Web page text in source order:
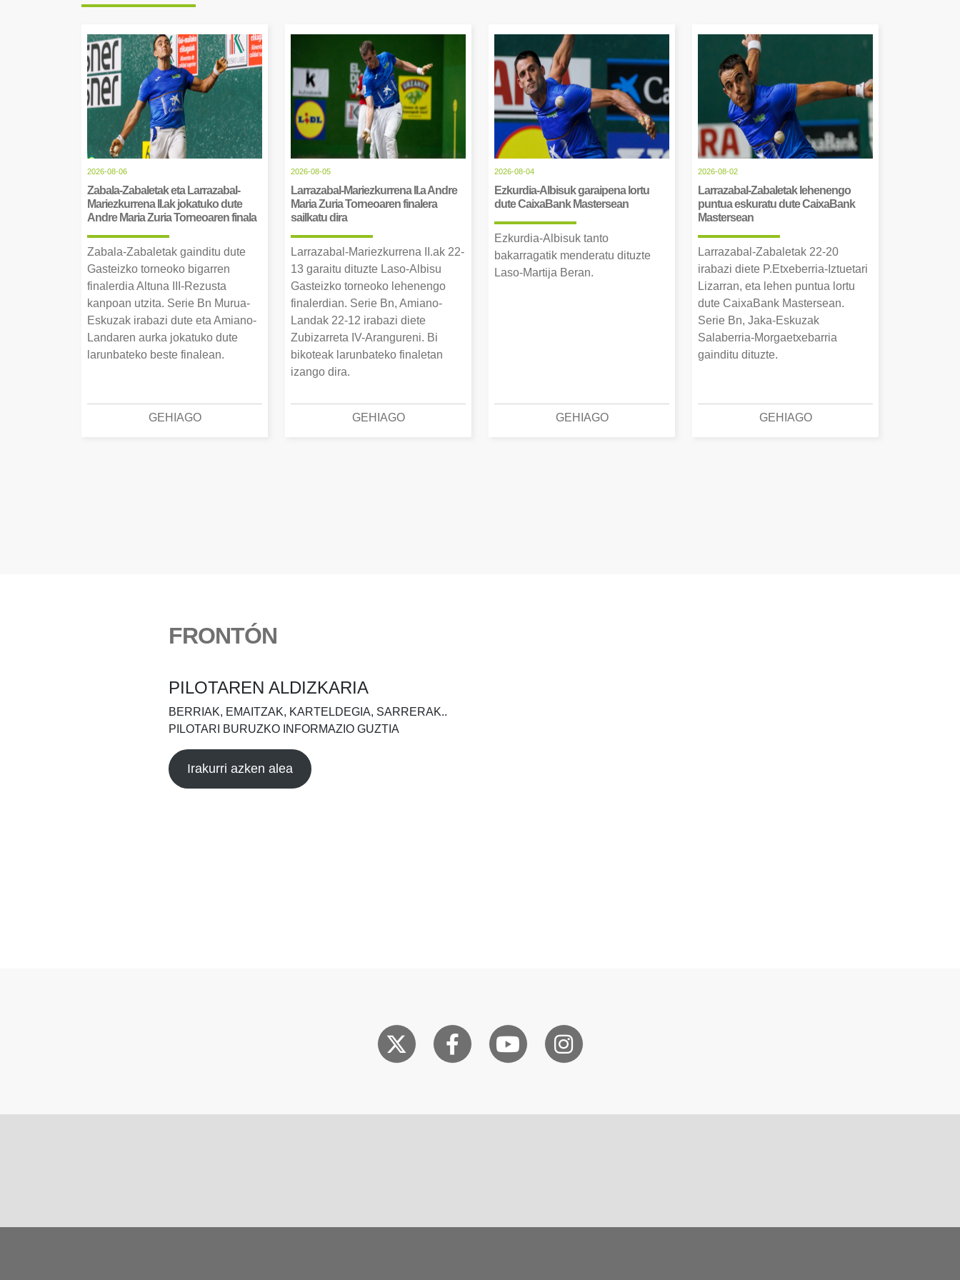
2026-08-06
Zabala-Zabaletak eta Larrazabal-
Mariezkurrena II.ak jokatuko dute
Andre Maria Zuria Torneoaren finala
Zabala-Zabaletak gainditu dute
Gasteizko torneoko bigarren
finalerdia Altuna III-Rezusta
kanpoan utzita. Serie Bn Murua-
Eskuzak irabazi dute eta Amiano-
Landaren aurka jokatuko dute
larunbateko beste finalean.
GEHIAGO
2026-08-05
Larrazabal-Mariezkurrena II.a Andre
Maria Zuria Torneoaren finalera
sailkatu dira
Larrazabal-Mariezkurrena II.ak 22-
13 garaitu dituzte Laso-Albisu
Gasteizko torneoko lehenengo
finalerdian. Serie Bn, Amiano-
Landak 22-12 irabazi diete
Zubizarreta IV-Arangureni. Bi
bikoteak larunbateko finaletan
izango dira.
GEHIAGO
2026-08-04
Ezkurdia-Albisuk garaipena lortu
dute CaixaBank Mastersean
Ezkurdia-Albisuk tanto
bakarragatik menderatu dituzte
Laso-Martija Beran.
GEHIAGO
2026-08-02
Larrazabal-Zabaletak lehenengo
puntua eskuratu dute CaixaBank
Mastersean
Larrazabal-Zabaletak 22-20
irabazi diete P.Etxeberria-Iztuetari
Lizarran, eta lehen puntua lortu
dute CaixaBank Mastersean.
Serie Bn, Jaka-Eskuzak
Salaberria-Morgaetxebarria
gainditu dituzte.
GEHIAGO
FRONTÓN
PILOTAREN ALDIZKARIA
BERRIAK, EMAITZAK, KARTELDEGIA, SARRERAK..
PILOTARI BURUZKO INFORMAZIO GUZTIA
Irakurri azken alea